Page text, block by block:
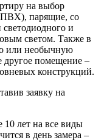
на выбор
ПВХ), парящие, со
и
светом. Также в
или необычную
другое помещение –
конструкций.
заявку на
лет на все виды
в день замера –